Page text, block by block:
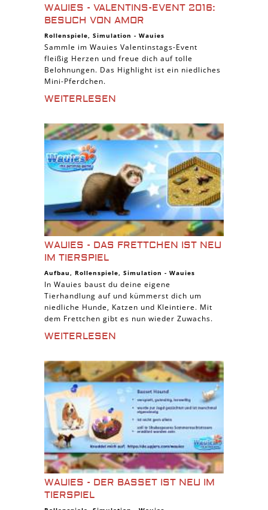
WAUIES - VALENTINS-EVENT 2016:
BESUCH VON AMOR
Rollenspiele, Simulation - Wauies
Sammle im Wauies Valentinstags-Event
fleißig Herzen und freue dich auf tolle
Belohnungen. Das Highlight ist ein niedliches
Mini-Pferdchen.
WEITERLESEN
WAUIES - DAS FRETTCHEN IST NEU
IM TIERSPIEL
Aufbau, Rollenspiele, Simulation - Wauies
In Wauies baust du deine eigene
Tierhandlung auf und kümmerst dich um
niedliche Hunde, Katzen und Kleintiere. Mit
dem Frettchen gibt es nun wieder Zuwachs.
WEITERLESEN
WAUIES - DER BASSET IST NEU IM
TIERSPIEL